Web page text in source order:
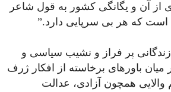
از آن و یگانگی کشور به قول شاعر
که هر بی سرپایی دارد.”
پر فراز و نشیب سیاسی و
میان باورهای برخاسته از افکار ژرف
همچون آزادی، عدالت